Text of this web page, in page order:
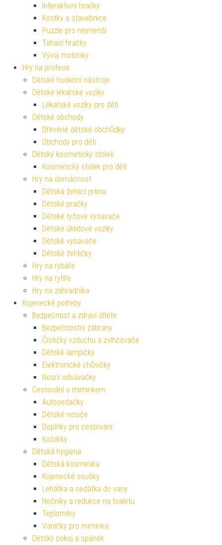
Interaktivní hračky
Kostky a stavebnice
Puzzle pro nejmenší
Tahací hračky
Vývoj motoriky
Hry na profese
Dětské hudební nástroje
Dětské lékařské vozíky
Lékařské vozíky pro děti
Dětské obchody
Dřevěné dětské obchůdky
Obchody pro děti
Dětský kosmetický stolek
Kosmetický stolek pro děti
Hry na domácnost
Dětská žehlicí prkna
Dětské pračky
Dětské tyčové vysavače
Dětské úklidové vozíky
Dětské vysavače
Dětské žehličky
Hry na rybáře
Hry na rytíře
Hry na zahradníka
Kojenecké potřeby
Bezpečnost a zdraví dítěte
Bezpečnostní zábrany
Čističky vzduchu a zvlhčovače
Dětské lampičky
Elektronické chůvičky
Nosní odsávačky
Cestování s miminkem
Autosedačky
Dětské nosiče
Doplňky pro cestování
Kočárky
Dětská hygiena
Dětská kosmetika
Kojenecké osušky
Lehátka a sedátka do vany
Nočníky a redukce na toaletu
Teploměry
Vaničky pro miminka
Dětský pokoj a spánek